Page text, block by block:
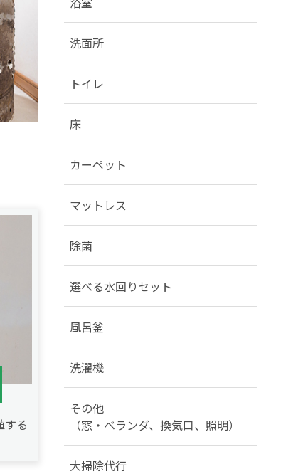
する
洗面所
トイレ
床
カーペット
マットレス
除菌
選べる水回りセット
風呂釜
洗濯機
その他
（窓・ベランダ、換気口、照明）
大掃除代行